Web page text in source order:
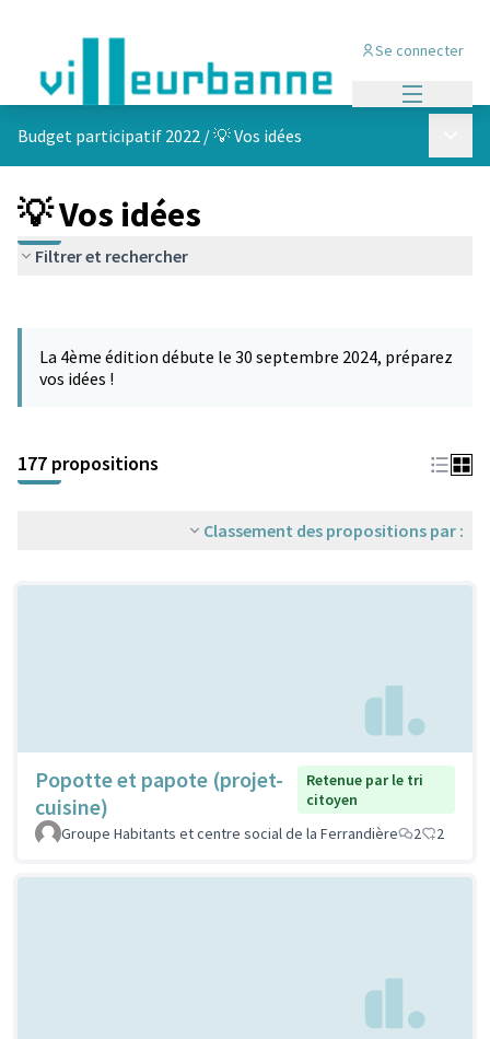
Se connecter
Budget participatif 2022 /💡 Vos idées
💡 Vos idées
Filtrer et rechercher
−
La 4ème édition débute le 30 septembre 2024, préparez
vos idées !
177 propositions
Classement des propositions par :
Popotte et papote (projet-
cuisine)
Retenue par le tri
citoyen
Groupe Habitants et centre social de la Ferrandière
2 2